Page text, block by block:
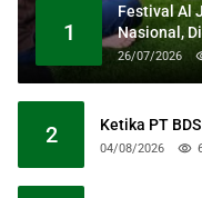
1
Festival Al
Nasional,
Masjid
26/07/2026
2 Ketika PT
04/08/2026